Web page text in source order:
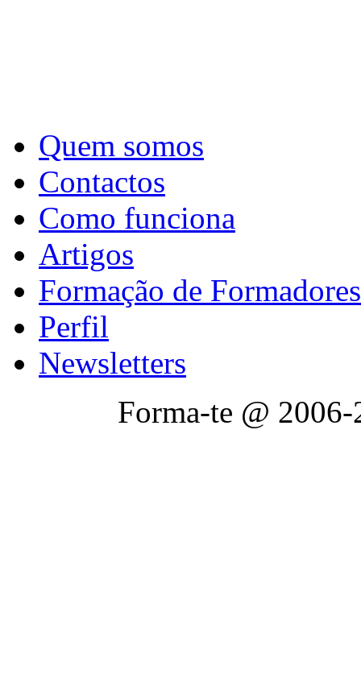
Quem somos
Contactos
Como funciona
Artigos
Formação de Formadores
Perfil
Newsletters
Forma-te @